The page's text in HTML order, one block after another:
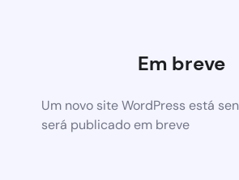
Em breve
Um novo site WordPress está
será publicado em breve